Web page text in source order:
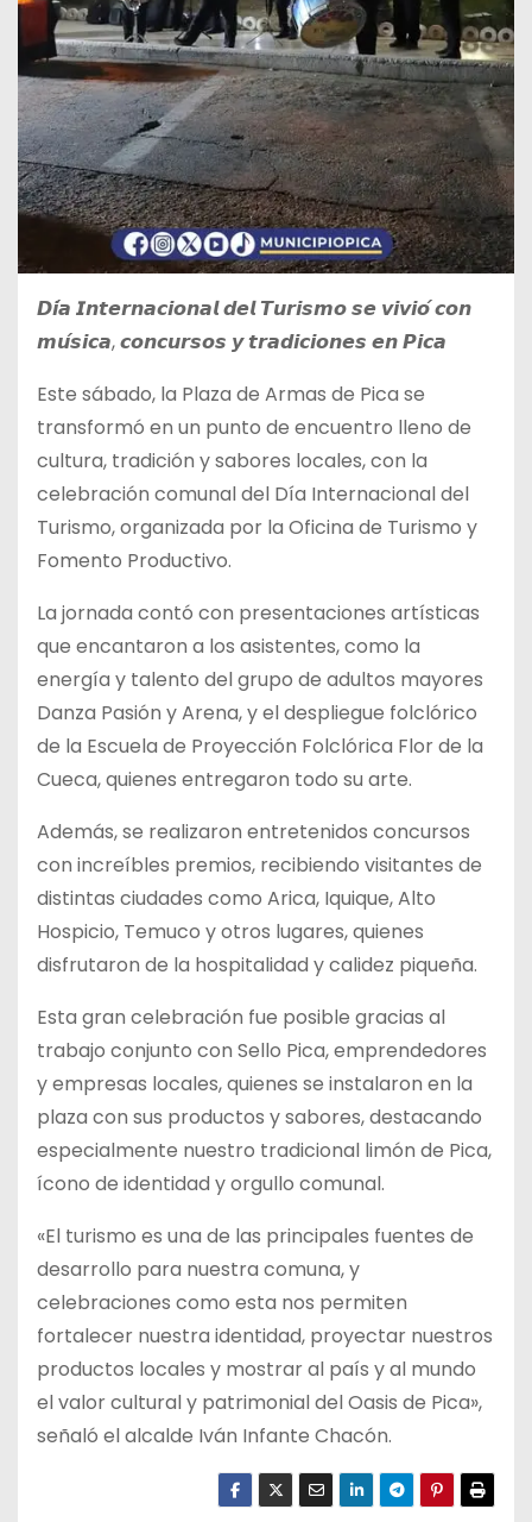
𝘿𝙞́𝙖 𝙄𝙣𝙩𝙚𝙧𝙣𝙖𝙘𝙞𝙤𝙣𝙖𝙡 𝙙𝙚𝙡 𝙏𝙪𝙧𝙞𝙨𝙢𝙤 𝙨𝙚 𝙫𝙞𝙫𝙞𝙤́ 𝙘𝙤𝙣
𝙢𝙪́𝙨𝙞𝙘𝙖, 𝙘𝙤𝙣𝙘𝙪𝙧𝙨𝙤𝙨 𝙮 𝙩𝙧𝙖𝙙𝙞𝙘𝙞𝙤𝙣𝙚𝙨 𝙚𝙣 𝙋𝙞𝙘𝙖
Este sábado, la Plaza de Armas de Pica se
transformó en un punto de encuentro lleno de
cultura, tradición y sabores locales, con la
celebración comunal del Día Internacional del
Turismo, organizada por la Oficina de Turismo y
Fomento Productivo.
La jornada contó con presentaciones artísticas
que encantaron a los asistentes, como la
energía y talento del grupo de adultos mayores
Danza Pasión y Arena, y el despliegue folclórico
de la Escuela de Proyección Folclórica Flor de la
Cueca, quienes entregaron todo su arte.
Además, se realizaron entretenidos concursos
con increíbles premios, recibiendo visitantes de
distintas ciudades como Arica, Iquique, Alto
Hospicio, Temuco y otros lugares, quienes
disfrutaron de la hospitalidad y calidez piqueña.
Esta gran celebración fue posible gracias al
trabajo conjunto con Sello Pica, emprendedores
y empresas locales, quienes se instalaron en la
plaza con sus productos y sabores, destacando
especialmente nuestro tradicional limón de Pica,
ícono de identidad y orgullo comunal.
«El turismo es una de las principales fuentes de
desarrollo para nuestra comuna, y
celebraciones como esta nos permiten
fortalecer nuestra identidad, proyectar nuestros
productos locales y mostrar al país y al mundo
el valor cultural y patrimonial del Oasis de Pica»,
señaló el alcalde Iván Infante Chacón.